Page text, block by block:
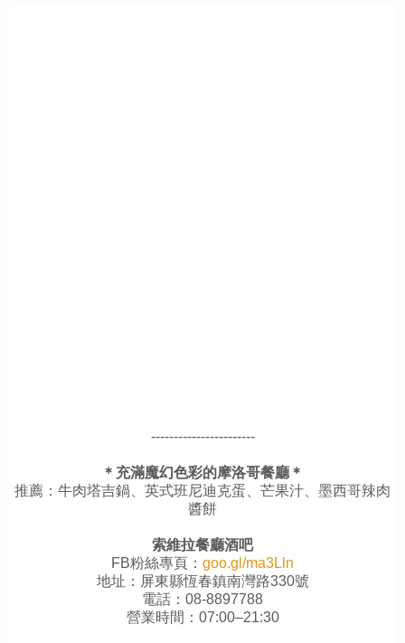
-----------------------
＊充滿魔幻色彩的摩洛哥餐廳＊
推薦：牛肉塔吉鍋、英式班尼迪克蛋、芒果汁、墨西哥辣肉
醬餅
索維拉餐廳酒吧
FB粉絲專頁： goo.gl/ma3Lln
地址：屏東縣恆春鎮南灣路330號
電話：08-8897788
營業時間：07:00–21:30